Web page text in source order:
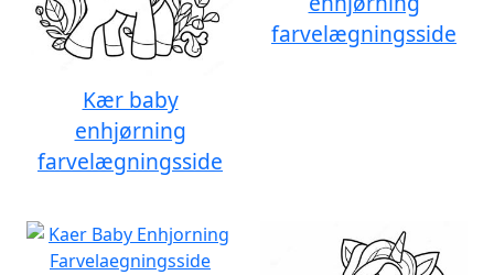
Kær baby
enhjørning
farvelægningsside
farvelægningsside